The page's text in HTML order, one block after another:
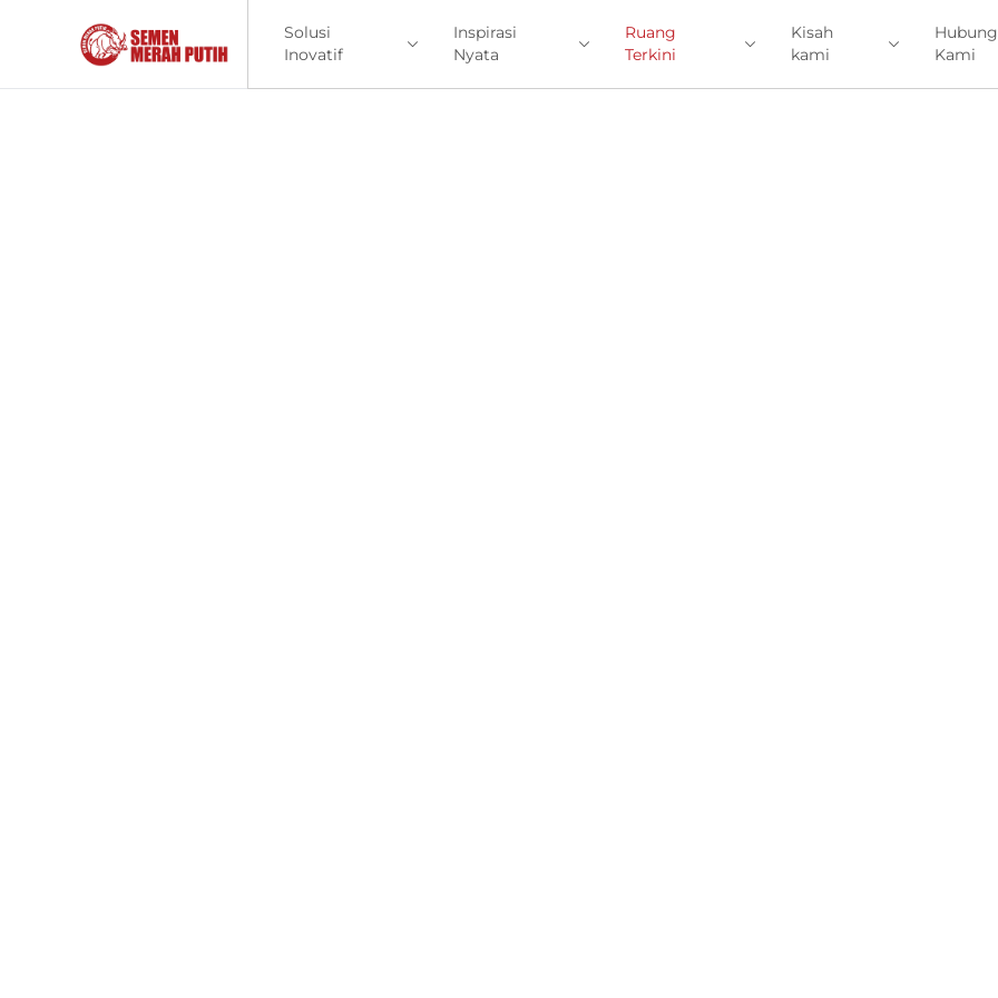
Solusi
Inovatif
Inspirasi
Nyata
Ruang
Terkini
Kisah
kami
Kami